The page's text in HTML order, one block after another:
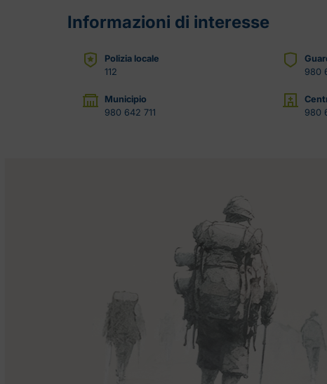
Informazioni di interesse
Polizia locale
112
980
Municipio
980 642 711
980